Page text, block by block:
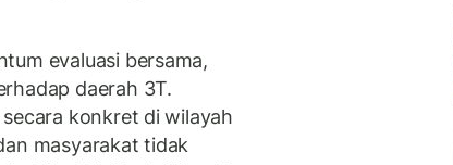
evaluasi bersama,
daerah 3T.
konkret di wilayah
masyarakat tidak